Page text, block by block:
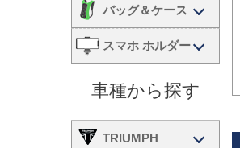
バッグ＆ケース
スマホ ホルダー
車種から探す
TRIUMPH